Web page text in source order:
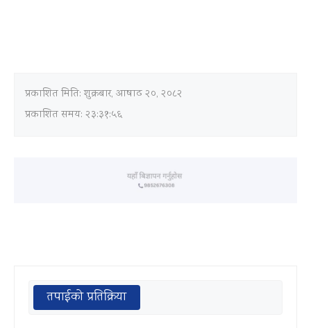
प्रकाशित मिति:शुक्रबार, आषाढ २०, २०८२
प्रकाशित समय: २३:३१:५६
तपाईको प्रतिक्रिया